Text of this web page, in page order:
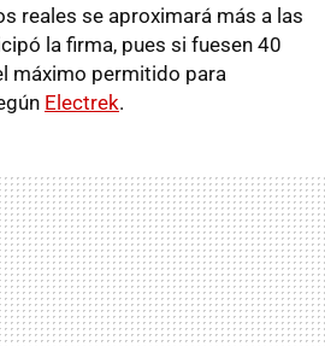
reales se aproximará más a las
la firma, pues si fuesen 40
máximo permitido para
Electrek.